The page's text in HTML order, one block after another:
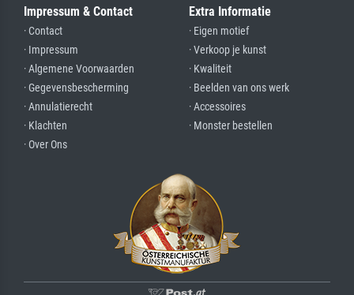
Impressum & Contact
· Contact
· Impressum
· Algemene Voorwaarden
· Gegevensbescherming
· Annulatierecht
· Klachten
· Over Ons
Extra Informatie
· Eigen motief
· Verkoop je kunst
· Kwaliteit
· Beelden van ons werk
· Accessoires
· Monster bestellen